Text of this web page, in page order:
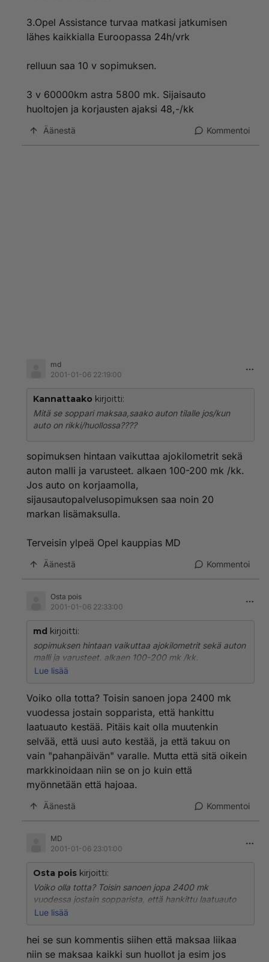
3.Opel Assistance turvaa matkasi jatkumisen
lähes kaikkialla Euroopassa 24h/vrk
relluun saa 10 v sopimuksen.
3 v 60000km astra 5800 mk. Sijaisauto
huoltojen ja korjausten ajaksi 48,-/kk
Äänestä Kommentoi
md
2001-01-06 22:19:00
Kannattaako kirjoitti:
Mitä se soppari maksaa,saako auton tilalle jos/kun
auto on rikki/huollossa????
sopimuksen hintaan vaikuttaa ajokilometrit sekä
auton malli ja varusteet. alkaen 100-200 mk /kk.
Jos auto on korjaamolla,
sijausautopalvelusopimuksen saa noin 20
markan lisämaksulla.
Terveisin ylpeä Opel kauppias MD
Äänestä Kommentoi
Osta pois
2001-01-06 22:33:00
md kirjoitti:
sopimuksen hintaan vaikuttaa ajokilometrit sekä auton
malli ja varusteet. alkaen 100-200 mk /kk.
Jos auto on korjaamolla, sijausautopalvelusopimuksen
Lue lisää
Voiko olla totta? Toisin sanoen jopa 2400 mk
vuodessa jostain sopparista, että hankittu
laatuauto kestää. Pitäis kait olla muutenkin
selvää, että uusi auto kestää, ja että takuu on
vain "pahanpäivän" varalle. Mutta että sitä oikein
markkinoidaan niin se on jo kuin että
myönnetään että hajoaa.
Äänestä Kommentoi
MD
2001-01-06 23:01:00
Osta pois kirjoitti:
Voiko olla totta? Toisin sanoen jopa 2400 mk
vuodessa jostain sopparista, että hankittu laatuauto
kestää. Pitäis kait olla muutenkin selvää, että uusi auto
Mutta että sitä oikein markkinoidaan niin se on jo kuin
Lue lisää
hei se sun kommentis siihen että maksaa liikaa
niin se maksaa kaikki sun huollot ja esim jos